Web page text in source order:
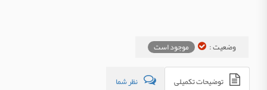
وضعیت : موجود است
توضیحات تکمیلی نظر شما